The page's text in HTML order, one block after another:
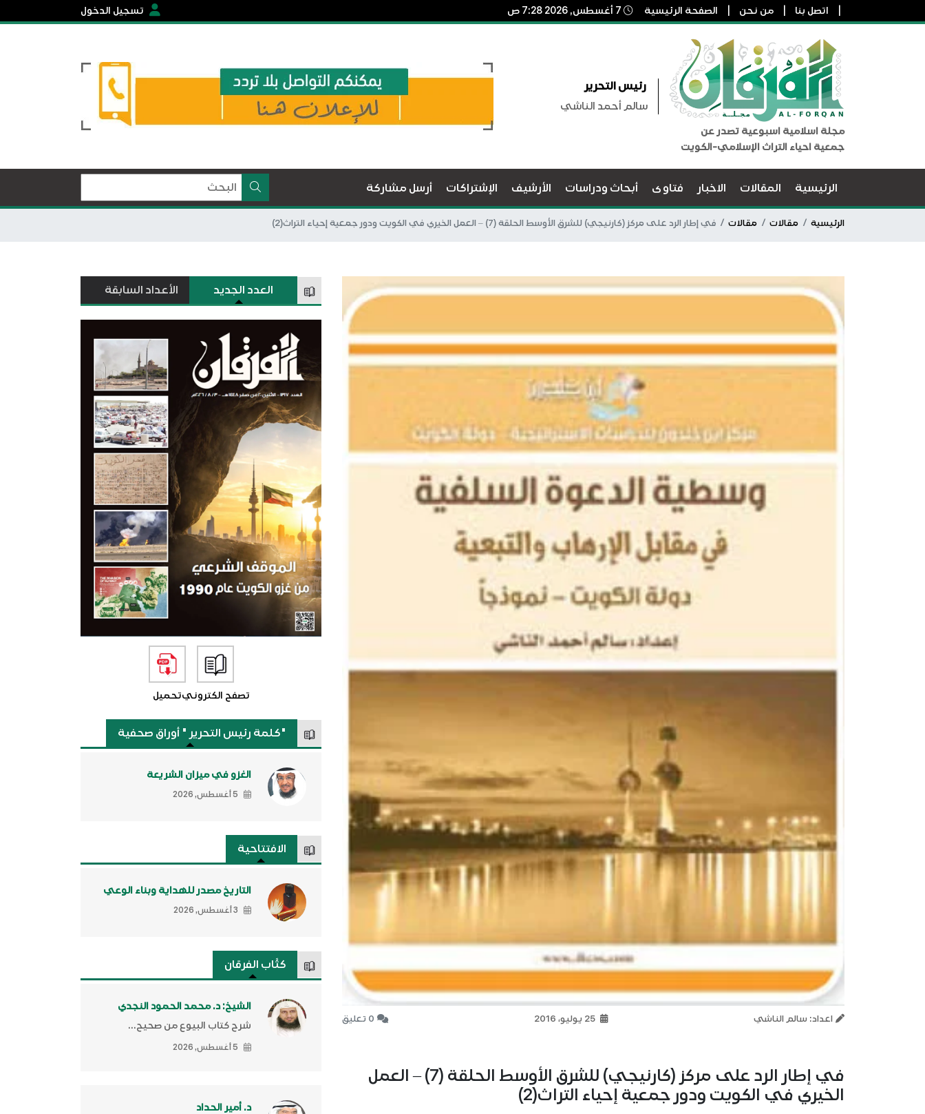
اتصل بنا من نحن الصفحة الرئيسية تسجيل الدخول
مجلة اسلامية اسبوعية تصدر عن
جمعية احياء التراث الإسلامي-الكويت
رئيس التحرير
سالم أحمد الناشي
الرئيسية المقالات الاخبار فتاوى أبحاث ودراسات الأرشيف الإشتراكات أرسل مشاركة
الرئيسية مقالات مقالات في إطار الرد على مركز (كارنيجي) للشرق الأوسط الحلقة (7) – العمل الخيري في الكويت ودور جمعية إحياء التراث(2)
اعداد: سالم الناشي 0 تعليق
في إطار الرد على مركز (كارنيجي) للشرق الأوسط الحلقة (7) – العمل
الخيري في الكويت ودور جمعية إحياء التراث(2)
العدد الجديد الأعداد السابقة
تصفح الكترونيتحميل
"كلمة رئيس التحرير " أوراق صحفية
الغزو في ميزان الشريعة
5 أغسطس, 2026
الافتتاحية
التاريخ مصدر للهداية وبناء الوعي
3 أغسطس, 2026
كتَّاب الفرقان
الشيخ: د. محمد الحمود النجدي
شرح كتاب البيوع من صحيح...
5 أغسطس, 2026
د. أمير الحداد